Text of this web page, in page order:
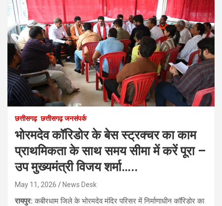
छत्तीसगढ़ छत्तीसगढ़ जनसंपर्क
भोरमदेव कॉरिडोर के बेस स्ट्रक्चर का काम
प्राथमिकता के साथ समय सीमा में करें पूरा –
उप मुख्यमंत्री विजय शर्मा…..
May 11, 2026 News Desk
रायपुर:कबीरधाम जिले के भोरमदेव मंदिर परिसर में निर्माणाधीन कॉरिडोर का